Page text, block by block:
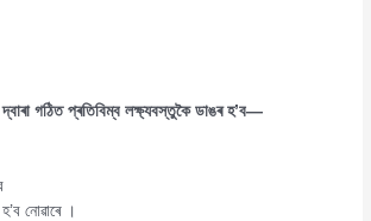
গঠিত প্ৰতিবিম্ব লক্ষ্যবস্তুকৈ ডাঙৰ হ’ব—
নোৱাৰে ।